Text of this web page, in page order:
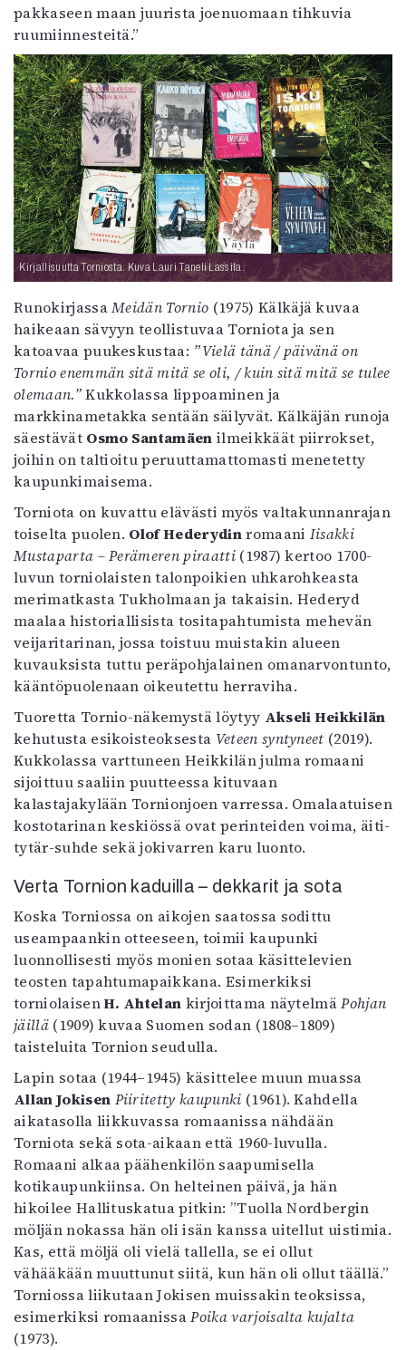
pakkaseen maan juurista joenuomaan tihkuvia
ruumiinnesteitä.”
Kirjallisuutta Torniosta. Kuva Lauri Taneli Lassila.
RunokirjassaMeidän Tornio (1975) Kälkäjä kuvaa
haikeaan sävyyn teollistuvaa Torniota ja sen
katoavaa puukeskustaa: ”Vielä tänä / päivänä on
Tornio enemmän sitä mitä se oli, / kuin sitä mitä se tulee
olemaan.”Kukkolassa lippoaminen ja
markkinametakka sentään säilyvät. Kälkäjän runoja
säestävät Osmo Santamäen ilmeikkäät piirrokset,
joihin on taltioitu peruuttamattomasti menetetty
kaupunkimaisema.
Torniota on kuvattu elävästi myös valtakunnanrajan
toiselta puolen. Olof Hederydinromaani Iisakki
Mustaparta – Perämeren piraatti(1987) kertoo 1700-
luvun torniolaisten talonpoikien uhkarohkeasta
merimatkasta Tukholmaan ja takaisin. Hederyd
maalaa historiallisista tositapahtumista mehevän
veijaritarinan, jossa toistuu muistakin alueen
kuvauksista tuttu peräpohjalainen omanarvontunto,
kääntöpuolenaan oikeutettu herraviha.
Tuoretta Tornio-näkemystä löytyy Akseli Heikkilän
kehutusta esikoisteoksesta Veteen syntyneet (2019).
Kukkolassa varttuneen Heikkilän julma romaani
sijoittuu saaliin puutteessa kituvaan
kalastajakylään Tornionjoen varressa. Omalaatuisen
kostotarinan keskiössä ovat perinteiden voima, äiti-
tytär-suhde sekä jokivarren karu luonto.
Verta Tornion kaduilla – dekkarit ja sota
Koska Torniossa on aikojen saatossa sodittu
useampaankin otteeseen, toimii kaupunki
luonnollisesti myös monien sotaa käsittelevien
teosten tapahtumapaikkana. Esimerkiksi
torniolaisenH. Ahtelan kirjoittama näytelmäPohjan
jäillä(1909) kuvaa Suomen sodan (1808–1809)
taisteluita Tornion seudulla.
Lapin sotaa (1944–1945) käsittelee muun muassa
Allan Jokisen Piiritetty kaupunki (1961). Kahdella
aikatasolla liikkuvassa romaanissa nähdään
Torniota sekä sota-aikaan että 1960-luvulla.
Romaani alkaa päähenkilön saapumisella
kotikaupunkiinsa. On helteinen päivä, ja hän
hikoilee Hallituskatua pitkin: ”Tuolla Nordbergin
möljän nokassa hän oli isän kanssa uitellut uistimia.
Kas, että möljä oli vielä tallella, se ei ollut
vähääkään muuttunut siitä, kun hän oli ollut täällä.”
Torniossa liikutaan Jokisen muissakin teoksissa,
esimerkiksi romaanissaPoika varjoisalta kujalta
(1973).